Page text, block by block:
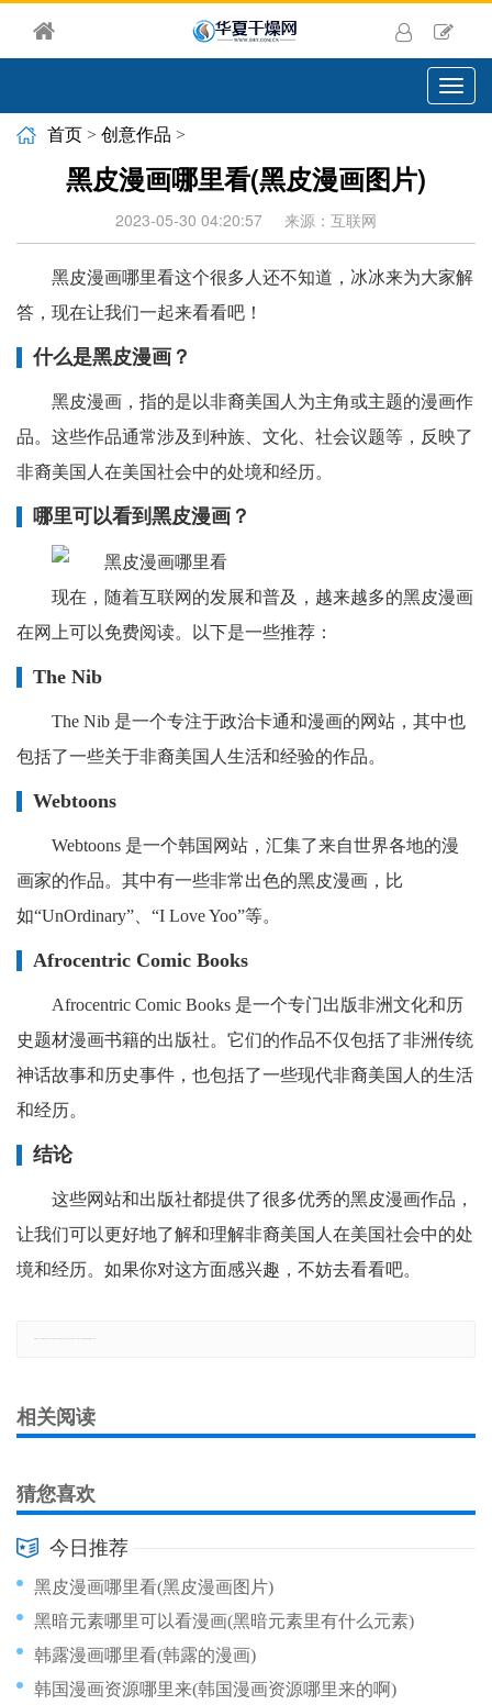
切
换
首页 > 创意作品 >
黑皮漫画哪里看(黑皮漫画图片)
2023-05-30 04:20:57 来源：互联网
黑皮漫画哪里看这个很多人还不知道，冰冰来为大家解
答，现在让我们一起来看看吧！
什么是黑皮漫画？
黑皮漫画，指的是以非裔美国人为主角或主题的漫画作
品。这些作品通常涉及到种族、文化、社会议题等，反映了
非裔美国人在美国社会中的处境和经历。
哪里可以看到黑皮漫画？
现在，随着互联网的发展和普及，越来越多的黑皮漫画
在网上可以免费阅读。以下是一些推荐：
The Nib
The Nib 是一个专注于政治卡通和漫画的网站，其中也
包括了一些关于非裔美国人生活和经验的作品。
Webtoons
Webtoons 是一个韩国网站，汇集了来自世界各地的漫
画家的作品。其中有一些非常出色的黑皮漫画，比
如“UnOrdinary”、“I Love Yoo”等。
Afrocentric Comic Books
Afrocentric Comic Books 是一个专门出版非洲文化和历
史题材漫画书籍的出版社。它们的作品不仅包括了非洲传统
神话故事和历史事件，也包括了一些现代非裔美国人的生活
和经历。
结论
这些网站和出版社都提供了很多优秀的黑皮漫画作品，
让我们可以更好地了解和理解非裔美国人在美国社会中的处
境和经历。如果你对这方面感兴趣，不妨去看看吧。
相关阅读
猜您喜欢
今日推荐
黑皮漫画哪里看(黑皮漫画图片)
黑暗元素哪里可以看漫画(黑暗元素里有什么元素)
韩露漫画哪里看(韩露的漫画)
韩国漫画资源哪里来(韩国漫画资源哪里来的啊)